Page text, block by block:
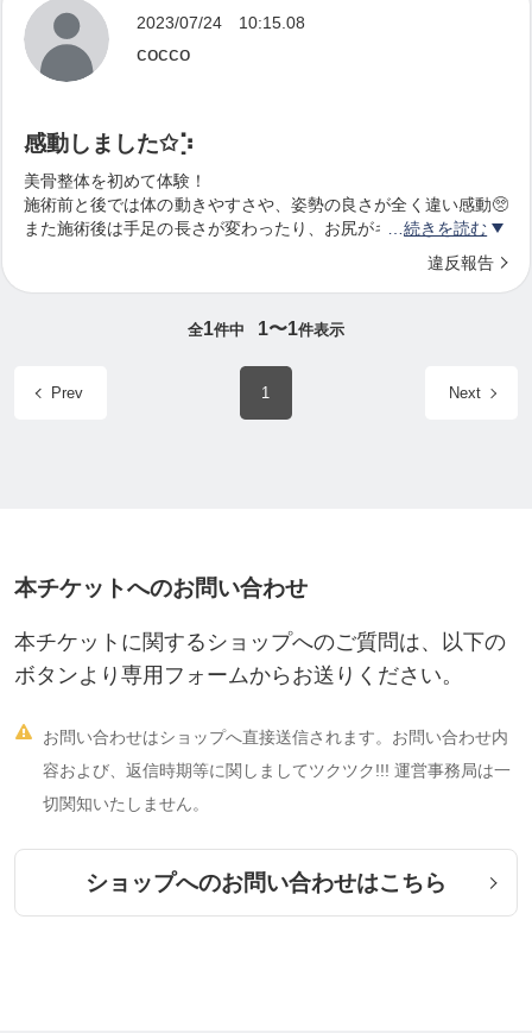
2023/07/24 10:15.08
cocco
感動しました✩⡱
美骨整体を初めて体験！
施術前と後では体の動きやすさや、姿勢の良さが全く違い感動🥺
また施術後は手足の長さが変わったり、お尻がキュッと上がった
て頂き勉強にもなりました✨
続きを読む
違反報告
全1件中 1〜1件表示
Prev 1 Next
本チケットへのお問い合わせ
本チケットに関するショップへのご質問は、以下の
ボタンより専用フォームからお送りください。

お問い合わせはショップへ直接送信されます。お問い合わせ内
容および、返信時期等に関しましてツクツク!!! 運営事務局は一
切関知いたしません。
ショップへのお問い合わせはこちら